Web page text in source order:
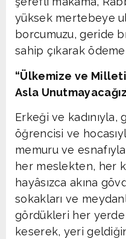
yüksek mertebeye
borcumuzu, geride
sahip çıkarak
“Ülkemize ve
Asla
Erkeği ve kadınıyla,
öğrencisi ve
memuru ve
her meslekten, her
hayâsızca akına
sokakları ve
gördükleri her
keserek, yeri